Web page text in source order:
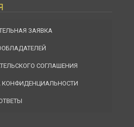
ЗАЯВКА
СОГЛАШЕНИЯ
КОНФИДЕНЦИАЛЬНОСТИ